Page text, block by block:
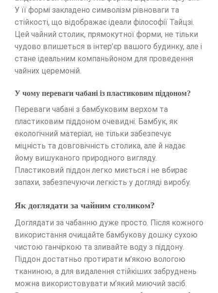
У її формі закладено символізм рівноваги та
стійкості, що відображає ідеали філософії Тайцзі.
Цей чайний столик, прямокутної форми, не тільки
чудово впишеться в інтер’єр вашого будинку, але і
стане ідеальним компаньйоном для проведення
чайних церемоній.
У чому переваги чабані із пластиковим піддоном?
Переваги чабані з бамбуковим верхом та
пластиковим піддоном очевидні. Бамбук, як
екологічний матеріал, не тільки забезпечує
міцність та довговічність столика, але й надає
йому вишуканого природного вигляду.
Пластиковий піддон легко миється і не вбирає
запахи, забезпечуючи легкість у догляді виробу.
Як доглядати за чайним столиком?
Доглядати за чабанню дуже просто. Після кожного
використання очищайте бамбукову дошку сухою
чистою ганчіркою та зливайте воду з піддону.
Піддон достатньо протирати м’якою вологою
тканиною, а для видалення стійкіших забруднень
можна використовувати м’який миючий засіб.